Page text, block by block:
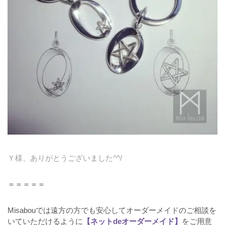
Ｙ様、ありがとうございました^^/
＝＝＝＝＝
Misabouでは遠方の方でも安心してオーダーメイドのご相談を
いていただけるように
【ネットdeオーダーメイド】 をご用意